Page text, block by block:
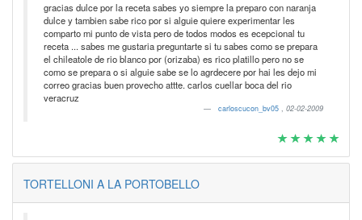
gracias dulce por la receta sabes yo siempre la preparo con naranja
dulce y tambien sabe rico por si alguie quiere experimentar les
comparto mi punto de vista pero de todos modos es ecepcional tu
receta ... sabes me gustaria preguntarte si tu sabes como se prepara
el chileatole de rio blanco por (orizaba) es rico platillo pero no se
como se prepara o si alguie sabe se lo agrdecere por hai les dejo mi
correo gracias buen provecho attte. carlos cuellar boca del rio
veracruz
carloscucon_bv05 , 02-02-2009
TORTELLONI A LA PORTOBELLO